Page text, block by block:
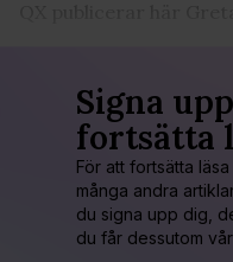
Signa
fortsätta
För att fortsätta
många andra
du signa upp dig,
du får dessutom